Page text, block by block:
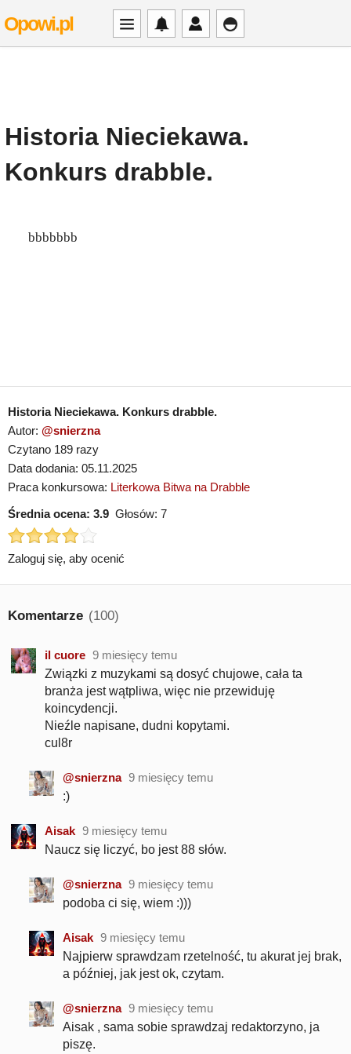
Opowi.pl
Historia Nieciekawa.
Konkurs drabble.
bbbbbbb
Historia Nieciekawa. Konkurs drabble.
Autor: @snierzna
Czytano 189 razy
Data dodania: 05.11.2025
Praca konkursowa: Literkowa Bitwa na Drabble
Średnia ocena: 3.9 Głosów: 7
Zaloguj się, aby ocenić
Komentarze (100)
il cuore 9 miesięcy temu
Związki z muzykami są dosyć chujowe, cała ta
branża jest wątpliwa, więc nie przewiduję
koincydencji.
Nieźle napisane, dudni kopytami.
cul8r
@snierzna 9 miesięcy temu
:)
Aisak 9 miesięcy temu
Naucz się liczyć, bo jest 88 słów.
@snierzna 9 miesięcy temu
podoba ci się, wiem :)))
Aisak 9 miesięcy temu
Najpierw sprawdzam rzetelność, tu akurat jej brak,
a później, jak jest ok, czytam.
@snierzna 9 miesięcy temu
Aisak , sama sobie sprawdzaj redaktorzyno, ja
piszę.